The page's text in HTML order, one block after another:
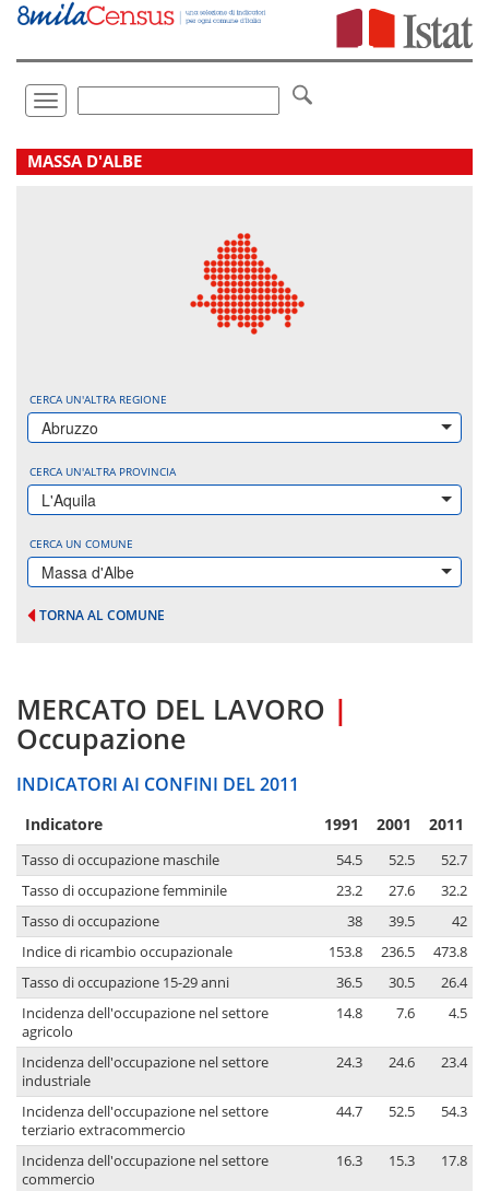
Vai
direttamente
Toggle
navigation
.
MASSA D'ALBE
CERCA UN'ALTRA REGIONE
Abruzzo
CERCA UN'ALTRA PROVINCIA
L'Aquila
CERCA UN COMUNE
Massa d'Albe
TORNA AL COMUNE
MERCATO DEL LAVORO |
Occupazione
INDICATORI AI CONFINI DEL 2011
Indicatore 1991 2001 2011
Tasso di occupazione maschile 54.5 52.5
52.7
Tasso di occupazione femminile
23.2 27.6
32.2
Tasso di occupazione
38 39.5
42
Indice di ricambio occupazionale
153.8 236.5
473.8
Tasso di occupazione 15-29 anni
36.5 30.5
26.4
Incidenza dell'occupazione nel settore
agricolo
14.8 7.6 4.5
Incidenza dell'occupazione nel settore
industriale
24.3 24.6 23.4
Incidenza dell'occupazione nel settore
terziario extracommercio
44.7 52.5 54.3
Incidenza dell'occupazione nel settore
commercio
16.3 15.3 17.8